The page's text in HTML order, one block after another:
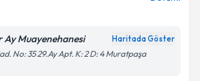
işlenmesine ilişkin
Aydınlatma
ve kişisel verilerimin belirtilen
Ay Muayenehanesi Haritada Göster
No: 35 29.Ay Apt. K: 2 D: 4 Muratpaşa